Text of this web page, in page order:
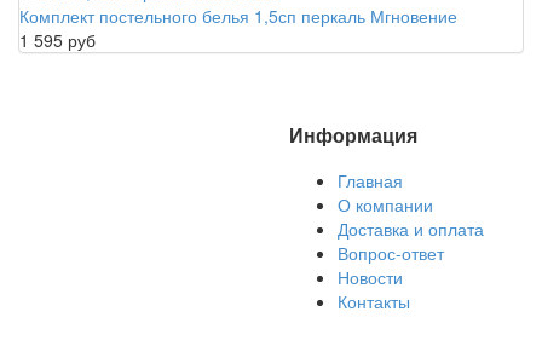
Комплект постельного белья 1,5сп перкаль Мгновение
1 595 руб
Информация
Главная
О компании
Доставка и оплата
Вопрос-ответ
Новости
Контакты